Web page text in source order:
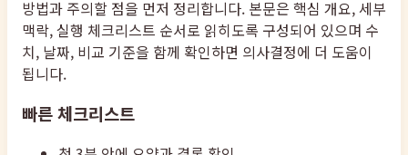
방법과 주의할 점을 먼저 정리합니다. 본문은 핵심 개요, 세부
맥락, 실행 체크리스트 순서로 읽히도록 구성되어 있으며 수
치, 날짜, 비교 기준을 함께 확인하면 의사결정에 더 도움이
됩니다.
빠른 체크리스트